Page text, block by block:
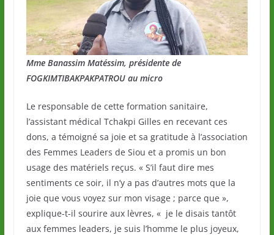
Mme Banassim Matéssim, présidente de
FOGKIMTIBAKPAKPATROU au micro
Le responsable de cette formation sanitaire,
l’assistant médical Tchakpi Gilles en recevant ces
dons, a témoigné sa joie et sa gratitude à l’association
des Femmes Leaders de Siou et a promis un bon
usage des matériels reçus. « S’il faut dire mes
sentiments ce soir, il n’y a pas d’autres mots que la
joie que vous voyez sur mon visage ; parce que »,
explique-t-il sourire aux lèvres, « je le disais tantôt
aux femmes leaders, je suis l’homme le plus joyeux,